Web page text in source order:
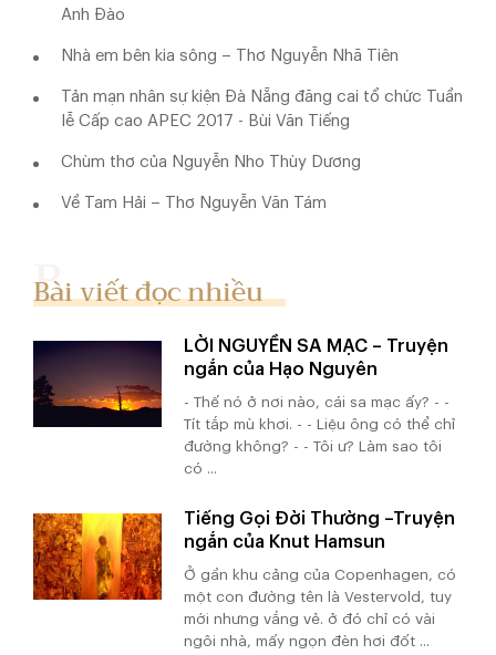
Anh Đào
Nhà em bên kia sông – Thơ Nguyễn Nhã Tiên
Tản mạn nhân sự kiện Đà Nẵng đăng cai tổ chức Tuần
lễ Cấp cao APEC 2017 - Bùi Văn Tiếng
Chùm thơ của Nguyễn Nho Thùy Dương
Về Tam Hải – Thơ Nguyễn Văn Tám
Bài viết đọc nhiều
LỜI NGUYỀN SA MẠC – Truyện
ngắn của Hạo Nguyên
- Thế nó ở nơi nào, cái sa mạc ấy? - -
Tít tắp mù khơi. - - Liệu ông có thể chỉ
đường không? - - Tôi ư? Làm sao tôi
có ...
Tiếng Gọi Đời Thường –Truyện
ngắn của Knut Hamsun
Ở gần khu cảng của Copenhagen, có
một con đường tên là Vestervold, tuy
mới nhưng vắng vẻ. ở đó chỉ có vài
ngôi nhà, mấy ngọn đèn hơi đốt ...